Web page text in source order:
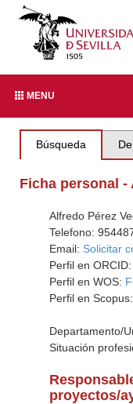
MENU
Búsqueda
Ficha personal -
Alfredo Pérez
Telefono:
Email: Solicitar
Perfil en ORCID:
Perfil en WOS:
Perfil en Scopus:
Departamento/
Situación
proyectos/